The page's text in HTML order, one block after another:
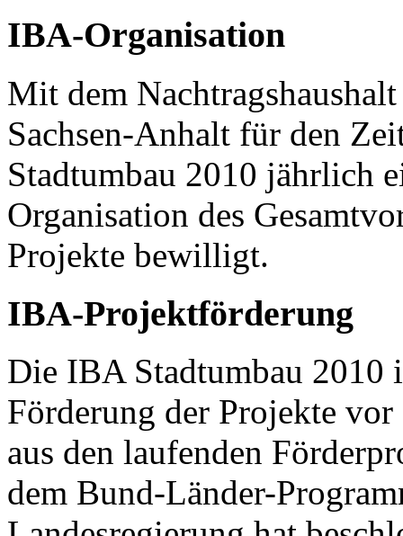
IBA-Organisation
Mit dem
Sachsen-Anhalt für den
Stadtumbau 2010 jährlich
Organisation des
Projekte bewilligt.
IBA-Projektförderung
Die IBA Stadtumbau 2010
Förderung der Projekte
aus den laufenden
dem Bund-Länder-